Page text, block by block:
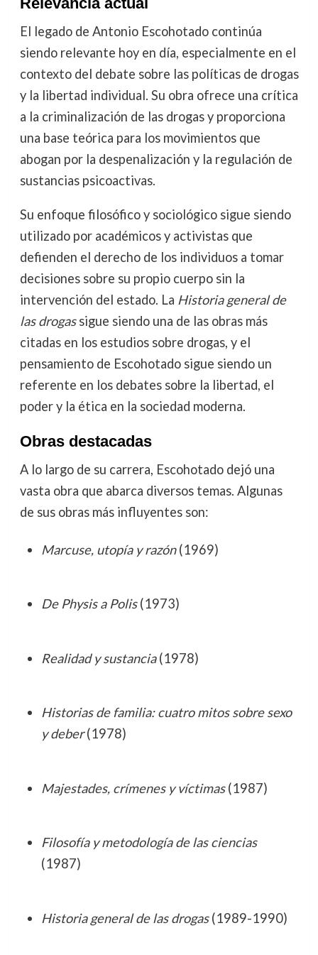
El legado de Antonio Escohotado continúa
siendo relevante hoy en día, especialmente en el
contexto del debate sobre las políticas de drogas
y la libertad individual. Su obra ofrece una crítica
a la criminalización de las drogas y proporciona
una base teórica para los movimientos que
abogan por la despenalización y la regulación de
sustancias psicoactivas.
Su enfoque filosófico y sociológico sigue siendo
utilizado por académicos y activistas que
defienden el derecho de los individuos a tomar
decisiones sobre su propio cuerpo sin la
intervención del estado. La Historia general de
las drogassigue siendo una de las obras más
citadas en los estudios sobre drogas, y el
pensamiento de Escohotado sigue siendo un
referente en los debates sobre la libertad, el
poder y la ética en la sociedad moderna.
Obras destacadas
A lo largo de su carrera, Escohotado dejó una
vasta obra que abarca diversos temas. Algunas
de sus obras más influyentes son:
Marcuse, utopía y razón(1969)
De Physis a Polis(1973)
Realidad y sustancia(1978)
Historias de familia: cuatro mitos sobre sexo
y deber(1978)
Majestades, crímenes y víctimas(1987)
Filosofía y metodología de las ciencias
(1987)
Historia general de las drogas(1989-1990)